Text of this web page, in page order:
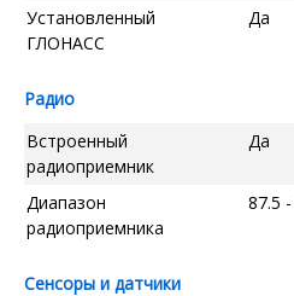
Установленный
ГЛОНАСС
Да
Радио
Встроенный
радиоприемник
Да
Диапазон
радиоприемника
87.5
Сенсоры и датчики